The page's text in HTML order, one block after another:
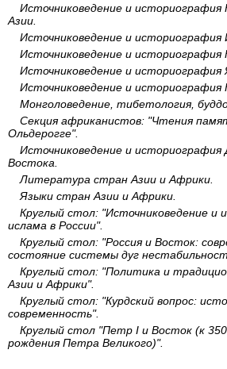
Источниковедение и
Азии.
Источниковедение и историография
Источниковедение и историография
Источниковедение и историография
Источниковедение и историография
Монголоведение, тибетология,
Секция африканистов: "Чтения
Ольдерогге".
Источниковедение и историография
Востока.
Литература стран Азии и Африки.
Языки стран Азии и Африки.
Круглый стол: "Источниковедение и
ислама в России".
Круглый стол: "Россия и Восток:
состояние системы дуг
Круглый стол: "Политика и
Азии и Африки".
Круглый стол: "Курдский вопрос:
современность".
Круглый стол "Петр I и Восток (к
рождения Петра Великого)".